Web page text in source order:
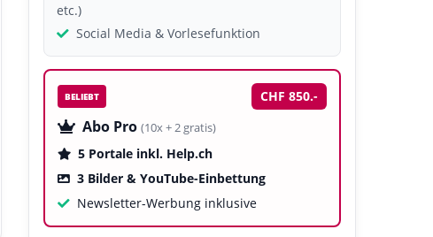
etc.)
Social Media & Vorlesefunktion
BELIEBT CHF 850.-
Abo Pro (10x + 2 gratis)
5 Portale inkl. Help.ch
3 Bilder & YouTube-Einbettung
Newsletter-Werbung inklusive